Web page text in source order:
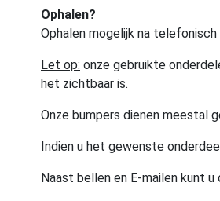
Ophalen?
Ophalen mogelijk na
Let op: onze gebruikte
het zichtbaar is.
Onze bumpers dienen meestal
Indien u het gewenste
Naast bellen en E-mailen kunt